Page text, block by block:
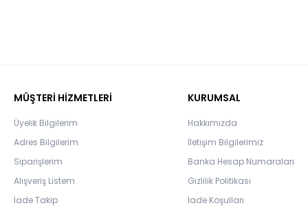
MÜŞTERİ HİZMETLERİ
Üyelik Bilgilerim
Adres Bilgilerim
Siparişlerim
Alışveriş Listem
İade Takip
KURUMSAL
Hakkımızda
İletişim Bilgilerimiz
Banka Hesap Numaraları
Gizlilik Politikası
İade Koşulları